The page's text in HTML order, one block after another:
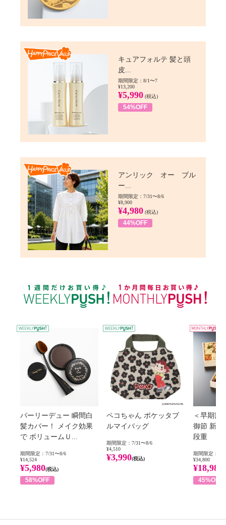
キュアフォルテ 髪と頭
皮...
期間限定：8/1〜7
¥13,200
¥5,990 (税込)
54%OFF
アンリック オー ブル
ー...
期間限定：7/31〜8/6
¥8,900
¥4,980 (税込)
44%OFF
パーリーデュー 瞬間白
髪カバー！ メイク効果
で ボリュームＵ...
期間限定：7/31〜8/6
¥14,524
¥5,980(税込)
58%OFF
ペコちゃん ポケッタブ
ルマイバッグ
期間限定：7/31〜8/6
¥4,510
¥3,990(税込)
＜早期割
御節 新春
段重
期間限定：8/1
¥34,800
¥18,980
45%OFF